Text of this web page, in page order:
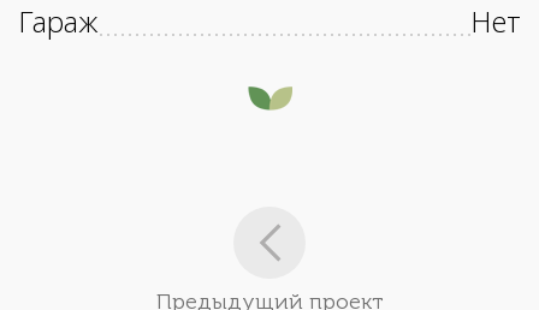
Гараж
Нет
Предыдущий проект